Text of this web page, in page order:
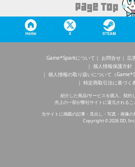
Home X STEAM
Game*Sparkについて お問合せ 広
個人情報保護方針
個人情報の取り扱いについて（
特定商取引法に基づく
紹介した商品/サービスを購入、契約
売上の一部が弊社サイトに還元されるこ
当サイトに掲載の記事・見出し・写真・画像の
Copyright © 2026 IID, Inc.